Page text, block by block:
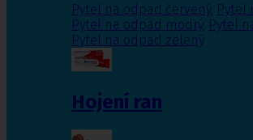
Pytel na odpad červený, Pytel
Pytel na odpad modrý, Pytel
Pytel na odpad zelený
Hojení ran